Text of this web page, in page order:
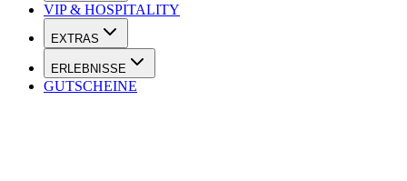
VIP & HOSPITALITY
EXTRAS
ERLEBNISSE
GUTSCHEINE